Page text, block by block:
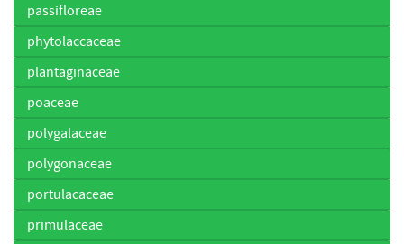
passifloreae
phytolaccaceae
plantaginaceae
poaceae
polygalaceae
polygonaceae
portulacaceae
primulaceae